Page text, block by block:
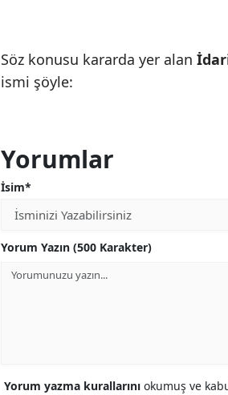
Söz konusu kararda yer alan
ismi şöyle:
Yorumlar
İsim*
Yorum Yazın (500 Karakter)
Yorum yazma kurallarını okumuş ve